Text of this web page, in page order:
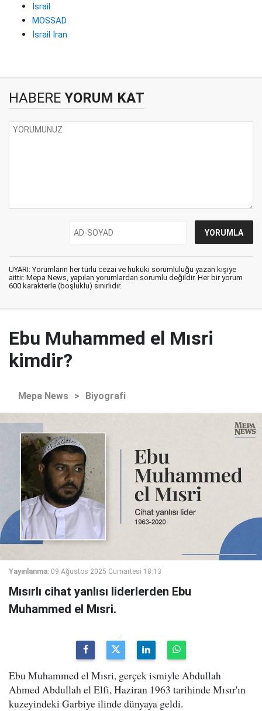
İsrail
MOSSAD
İsrail İran
HABERE YORUM KAT
UYARI: Yorumların her türlü cezai ve hukuki sorumluluğu yazan kişiye
aittir. Mepa News, yapılan yorumlardan sorumlu değildir. Her bir yorum
600 karakterle (boşluklu) sınırlıdır.
Ebu Muhammed el Mısri
kimdir?
Mepa News > Biyografi
Yayınlanma: 09 Ağustos 2025 Cumartesi 18:13
Mısırlı cihat yanlısı liderlerden Ebu
Muhammed el Mısri.
Ebu Muhammed el Mısri, gerçek ismiyle Abdullah
Ahmed Abdullah el Elfi, Haziran 1963 tarihinde Mısır'ın
kuzeyindeki Garbiye ilinde dünyaya geldi.